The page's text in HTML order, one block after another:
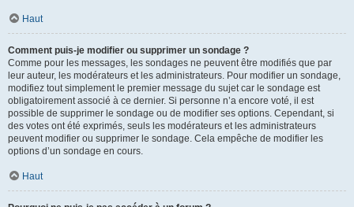
Haut
Comment puis-je modifier ou supprimer un sondage ?
Comme pour les messages, les sondages ne peuvent être modifiés que par
leur auteur, les modérateurs et les administrateurs. Pour modifier un sondage,
modifiez tout simplement le premier message du sujet car le sondage est
obligatoirement associé à ce dernier. Si personne n’a encore voté, il est
possible de supprimer le sondage ou de modifier ses options. Cependant, si
des votes ont été exprimés, seuls les modérateurs et les administrateurs
peuvent modifier ou supprimer le sondage. Cela empêche de modifier les
options d’un sondage en cours.
Haut